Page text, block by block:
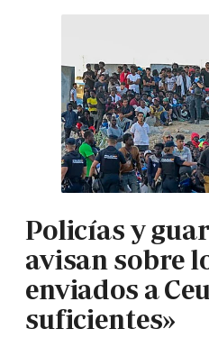
Policías y
avisan sobre
enviados a
suficientes»